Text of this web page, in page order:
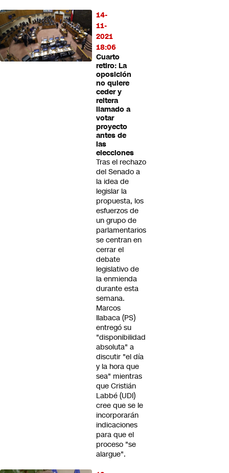
14-
11-
2021
18:06
Cuarto
retiro: La
oposición
no quiere
ceder y
reitera
llamado a
votar
proyecto
antes de
las
elecciones
Tras el rechazo
del Senado a
la idea de
legislar la
propuesta, los
esfuerzos de
un grupo de
parlamentarios
se centran en
cerrar el
debate
legislativo de
la enmienda
durante esta
semana.
Marcos
Ilabaca (PS)
entregó su
"disponibilidad
absoluta" a
discutir "el día
y la hora que
sea" mientras
que Cristián
Labbé (UDI)
cree que se le
incorporarán
indicaciones
para que el
proceso "se
alargue".